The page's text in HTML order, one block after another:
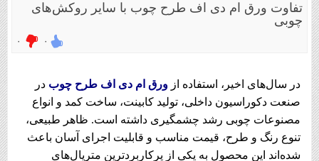
تفاوت ورق ام دی اف طرح چوب با سایر روکش‌های
چوبی
۰ ۰
در سال‌های اخیر، استفاده از ورق ام دی اف طرح چوب در
صنعت دکوراسیون داخلی، تولید کابینت، ساخت کمد و انواع
مصنوعات چوبی رشد چشمگیری داشته است. ظاهر طبیعی،
تنوع رنگ و طرح، قیمت مناسب و قابلیت اجرای آسان باعث
شده‌اند این محصول به یکی از پرکاربردترین متریال‌های